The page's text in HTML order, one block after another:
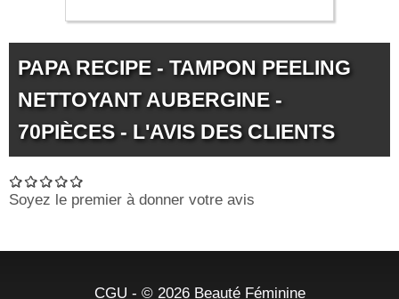
PAPA RECIPE - TAMPON PEELING
NETTOYANT AUBERGINE -
70PIÈCES - L'AVIS DES CLIENTS
Soyez le premier à donner votre avis
CGU - © 2026 Beauté Féminine